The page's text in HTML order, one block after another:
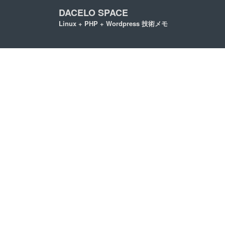
DACELO SPACE
Linux + PHP + Wordpress 技術メモ